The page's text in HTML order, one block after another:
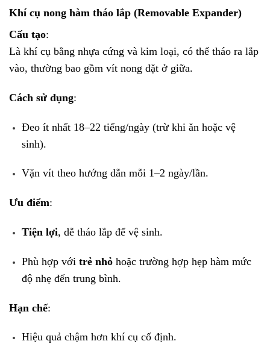
Khí cụ nong hàm tháo lắp (Removable Expander)
Cấu tạo:
Là khí cụ bằng nhựa cứng và kim loại, có thể tháo ra lắp
vào, thường bao gồm vít nong đặt ở giữa.
Cách sử dụng:
Đeo ít nhất 18–22 tiếng/ngày (trừ khi ăn hoặc vệ
sinh).
Vặn vít theo hướng dẫn mỗi 1–2 ngày/lần.
Ưu điểm:
Tiện lợi, dễ tháo lắp để vệ sinh.
Phù hợp với trẻ nhỏhoặc trường hợp hẹp hàm mức
độ nhẹ đến trung bình.
Hạn chế:
Hiệu quả chậm hơn khí cụ cố định.